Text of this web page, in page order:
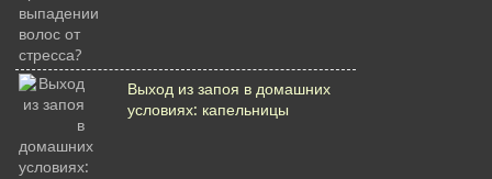
Выход из запоя в домашних
условиях: капельницы